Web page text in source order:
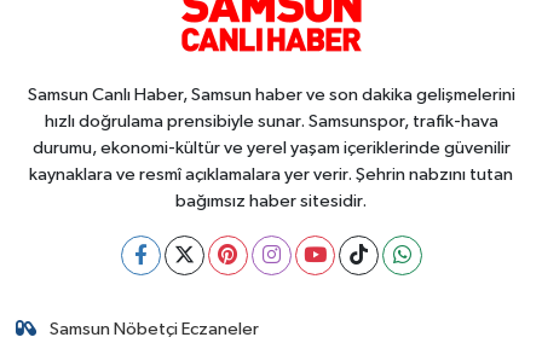
Samsun Canlı Haber, Samsun haber ve son dakika gelişmelerini
hızlı doğrulama prensibiyle sunar. Samsunspor, trafik-hava
durumu, ekonomi-kültür ve yerel yaşam içeriklerinde güvenilir
kaynaklara ve resmî açıklamalara yer verir. Şehrin nabzını tutan
bağımsız haber sitesidir.
Samsun Nöbetçi Eczaneler